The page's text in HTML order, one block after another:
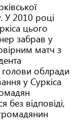
У 2010 році
цього
забрав у
матч з
голови облради
у Суркіса
відповіді,